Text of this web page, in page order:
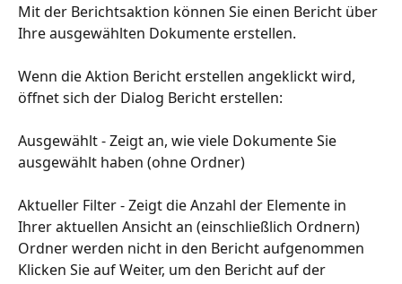
Mit der Berichtsaktion können Sie einen Bericht über
Ihre ausgewählten Dokumente erstellen.
Wenn die Aktion Bericht erstellen angeklickt wird,
öffnet sich der Dialog Bericht erstellen:
Ausgewählt - Zeigt an, wie viele Dokumente Sie
ausgewählt haben (ohne Ordner)
Aktueller Filter - Zeigt die Anzahl der Elemente in
Ihrer aktuellen Ansicht an (einschließlich Ordnern)
Ordner werden nicht in den Bericht aufgenommen
Klicken Sie auf Weiter, um den Bericht auf der